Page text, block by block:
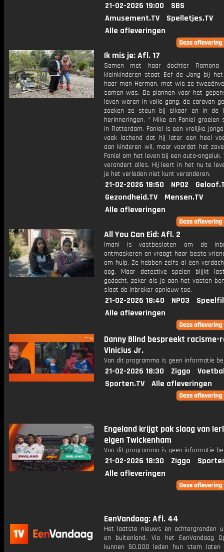
21-02-2026 19:00
SBS
Amusement.TV
Spelletjes.TV
Alle afleveringen
Ik mis je: Afl. 17
Samen met haar dochter
kleinkinderen staat Eef de Jong bij
haar man Herman, met wie ze
samen was. De plannen voor het
leven waren in volle gang, de caravan
zoeken ze steun bij elkaar en in de
herinneringen. * Mike en Faniel groeien
in Rotterdam. Faniel is een vrolijke
vaak lachend dat hij later een heel
aan kinderen wil, maar voordat het
Faniel om het leven bij een auto-ongeluk.
verandert alles. Hij leert in het nu te
je het verleden niet kunt veranderen.
21-02-2026 18:50 NPO2
Gezondheid.TV
Mensen.TV
Alle afleveringen
All You Can Eid: Afl. 2
Imani is vastbesloten om de
ontmaskeren en vraagt haar beste
om hulp. Ze hebben zelfs al een
oog. Maar detective spelen blijkt
gedacht, zeker als je aan het vasten
slaat de inbreker opnieuw toe.
21-02-2026 18:40 NPO3
Alle afleveringen
Danny Blind bespreekt racisme-
Vinicius Jr.
Van dit programma is geen informatie
21-02-2026 18:30 Ziggo
Sporten.TV
Alle afleveringen
Engeland krijgt pak slaag van
eigen Twickenham
Van dit programma is geen informatie
21-02-2026 18:30 Ziggo
Alle afleveringen
EenVandaag: Afl. 44
Het laatste nieuws en achtergronden
en buitenland. Via het EenVandaag
kunnen 50.000 leden hun stem laten